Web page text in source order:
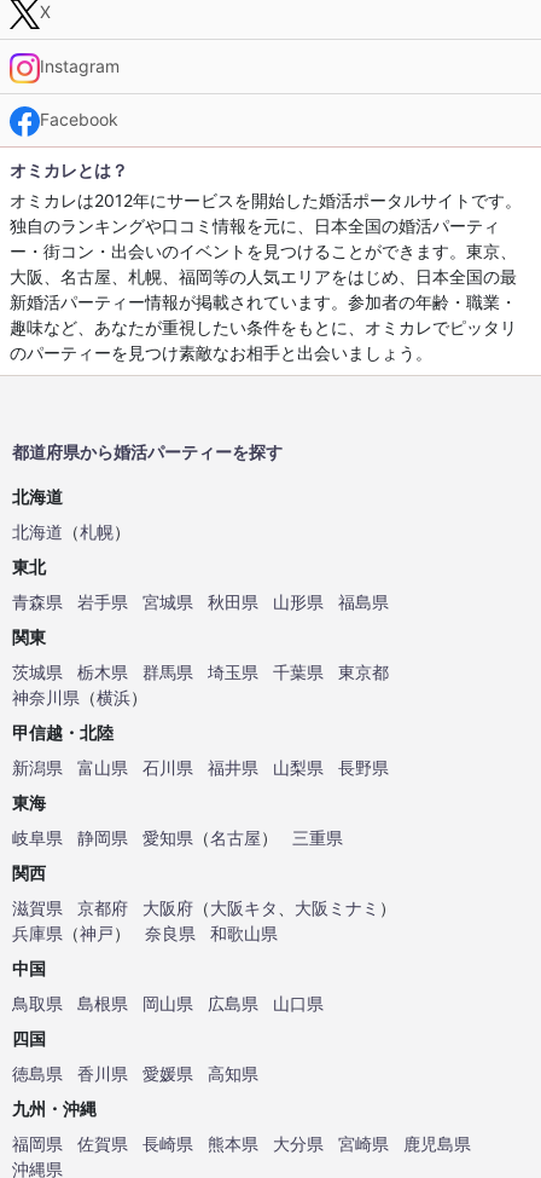
X
Instagram
Facebook
オミカレとは？
オミカレは2012年にサービスを開始した婚活ポータルサイトです。
独自のランキングや口コミ情報を元に、日本全国の婚活パーティ
ー・街コン・出会いのイベントを見つけることができます。東京、
大阪、名古屋、札幌、福岡等の人気エリアをはじめ、日本全国の最
新婚活パーティー情報が掲載されています。参加者の年齢・職業・
趣味など、あなたが重視したい条件をもとに、オミカレでピッタリ
のパーティーを見つけ素敵なお相手と出会いましょう。
都道府県から婚活パーティーを探す
北海道
北海道 （札幌）
東北
青森県
岩手県 宮城県 秋田県 山形県
福島県
関東
茨城県
栃木県 群馬県 埼玉県 千葉県
東京都
神奈川県 （横浜）
甲信越・北陸
新潟県
富山県 石川県 福井県 山梨県
長野県
東海
岐阜県
静岡県 愛知県 （名古屋）
三重県
関西
滋賀県
京都府 大阪府 （大阪キタ 大阪ミナミ ）
兵庫県 （神戸） 奈良県
和歌山県
中国
鳥取県
島根県 岡山県 広島県
山口県
四国
徳島県
香川県 愛媛県
高知県
九州・沖縄
福岡県
佐賀県 長崎県 熊本県 大分県 宮崎県
鹿児島県
沖縄県